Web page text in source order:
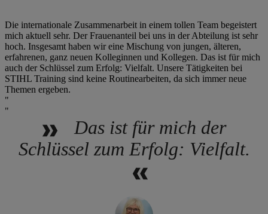
Die internationale Zusammenarbeit in einem tollen Team begeistert
mich aktuell sehr. Der Frauenanteil bei uns in der Abteilung ist sehr
hoch. Insgesamt haben wir eine Mischung von jungen, älteren,
erfahrenen, ganz neuen Kolleginnen und Kollegen. Das ist für mich
auch der Schlüssel zum Erfolg: Vielfalt. Unsere Tätigkeiten bei
STIHL Training sind keine Routinearbeiten, da sich immer neue
Themen ergeben.
Das ist für mich der
Schlüssel zum Erfolg: Vielfalt.